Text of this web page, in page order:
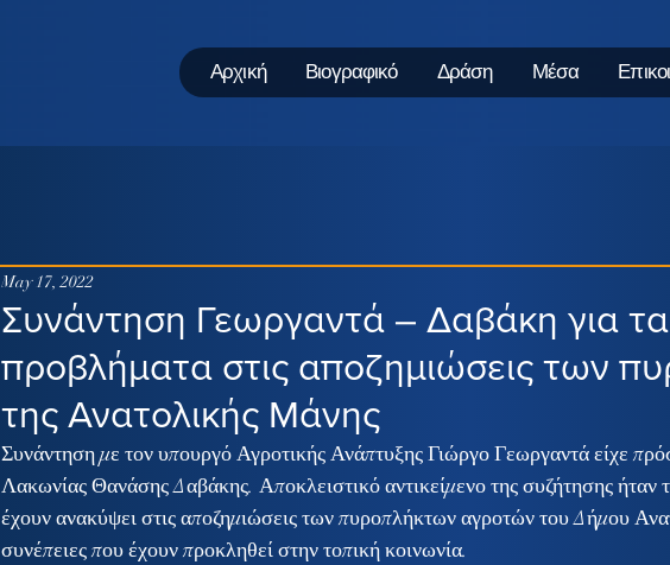
Αρχική Βιογραφικό Δράση Μέσα
Συνάντηση Γεωργαντά – Δαβάκη για τα
προβλήματα στις αποζημιώσεις των
της Ανατολικής Μάνης
May 17, 2022
Συνάντηση με τον υπουργό Αγροτικής Ανάπτυξης Γιώργο Γεωργαντά είχε
Λακωνίας Θανάσης Δαβάκης. Αποκλειστικό αντικείμενο της συζήτησης ήταν
έχουν ανακύψει στις αποζημιώσεις των πυροπλήκτων αγροτών του Δήμου
συνέπειες που έχουν προκληθεί στην τοπική κοινωνία.